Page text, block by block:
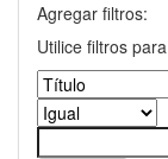
Agregar filtros:
Utilice filtros